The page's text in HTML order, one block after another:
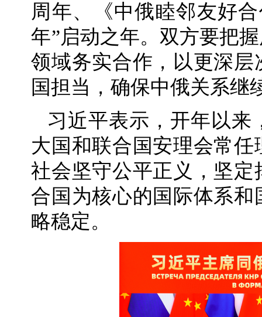
周年、《中俄睦邻友好
年”启动之年。双方要把
领域务实合作，以更深
国担当，确保中俄关系继
习近平表示，开年以来
大国和联合国安理会常
社会坚守公平正义，坚
合国为核心的国际体系
略稳定。